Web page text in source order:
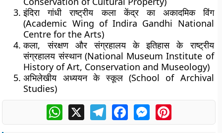
इंदिरा गांधी राष्ट्रीय कला केंद्र का अकादमिक विंग
(Academic Wing of Indira Gandhi National
Centre for the Arts)
कला, संरक्षण और संग्रहालय के इतिहास के राष्ट्रीय
संग्रहालय संस्थान (National Museum Institute of
History of Art, Conservation and Museology)
अभिलेखीय अध्ययन के स्कूल (School of Archival
Studies)
WhatsApp
X TelegramFacebookMessengerPinterest